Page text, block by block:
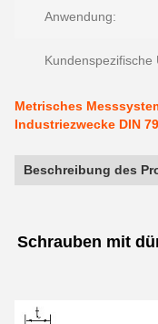
Anwendung:
Kundenspezifische
Metrisches
Industriezwecke DIN
Beschreibung des
Schrauben mit